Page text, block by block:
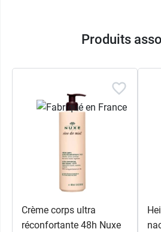
Produits
Crème corps ultra
réconfortante 48h Nuxe